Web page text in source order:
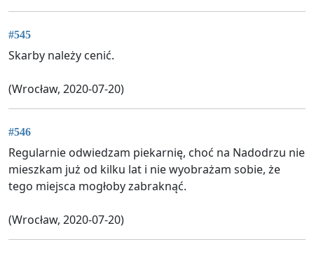
#545
Skarby należy cenić.
(Wrocław, 2020-07-20)
#546
Regularnie odwiedzam piekarnię, choć na Nadodrzu nie
mieszkam już od kilku lat i nie wyobrażam sobie, że
tego miejsca mogłoby zabraknąć.
(Wrocław, 2020-07-20)